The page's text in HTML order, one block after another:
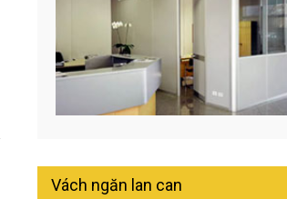
Vách ngăn lan can